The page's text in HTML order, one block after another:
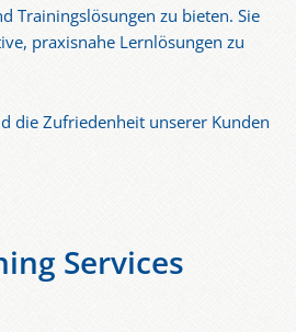
Trainingslösungen zu bieten. Sie
praxisnahe Lernlösungen zu
die Zufriedenheit unserer Kunden
Services